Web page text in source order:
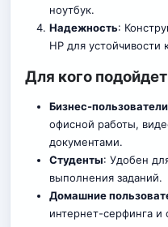
ноутбук.
Надежность:
HP для устойчивости
Для кого
Бизнес-пользователи
офисной работы,
документами.
Студенты: Удобен
выполнения заданий.
Домашние
интернет-серфинга и